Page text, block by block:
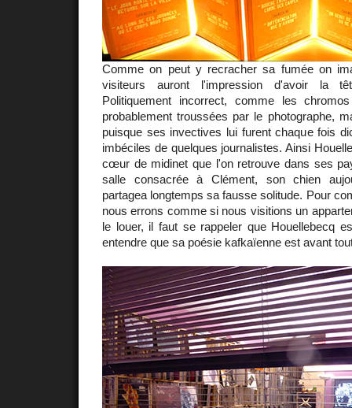
Comme on peut y recracher sa fumée on
visiteurs auront l'impression d'avoir la
Politiquement incorrect, comme les
probablement troussées par le photographe,
puisque ses invectives lui furent chaque fois
imbéciles de quelques journalistes. Ainsi
cœur de midinet que l'on retrouve dans ses
salle consacrée à Clément, son chien
partagea longtemps sa fausse solitude. Pour
nous errons comme si nous visitions un
le louer, il faut se rappeler que Houellebecq
entendre que sa poésie kafkaïenne est avant